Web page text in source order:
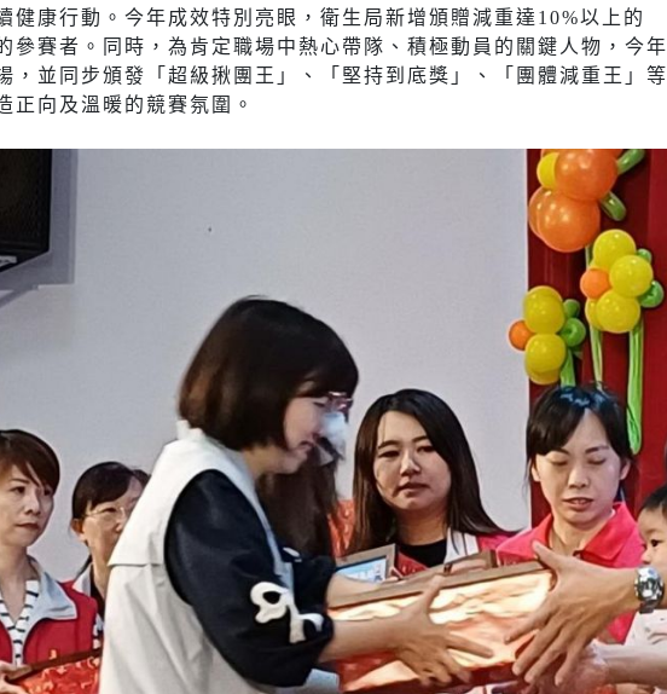
健康行動。今年成效特別亮眼，衛生局新增頒贈減重達10%以上的
參賽者。同時，為肯定職場中熱心帶隊、積極動員的關鍵人物，今年
，並同步頒發「超級揪團王」、「堅持到底獎」、「團體減重王」等
正向及溫暖的競賽氛圍。